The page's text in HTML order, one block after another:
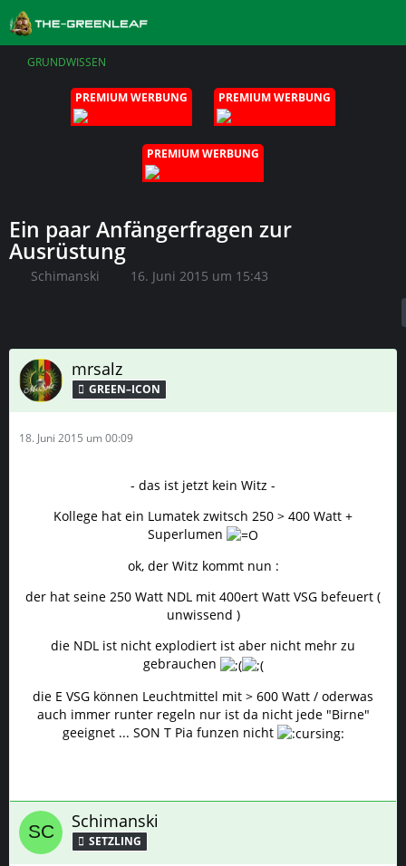
GRUNDWISSEN
PREMIUM WERBUNG PREMIUM WERBUNG
PREMIUM WERBUNG
Ein paar Anfängerfragen zur
Ausrüstung
Schimanski 16. Juni 2015 um 15:43
mrsalz
GREEN–ICON
18. Juni 2015 um 00:09
- das ist jetzt kein Witz -
Kollege hat ein Lumatek zwitsch 250 > 400 Watt +
Superlumen
ok, der Witz kommt nun :
der hat seine 250 Watt NDL mit 400ert Watt VSG befeuert (
unwissend )
die NDL ist nicht explodiert ist aber nicht mehr zu
gebrauchen
die E VSG können Leuchtmittel mit > 600 Watt / oderwas
auch immer runter regeln nur ist da nicht jede "Birne"
geeignet ... SON T Pia funzen nicht
Schimanski
SETZLING